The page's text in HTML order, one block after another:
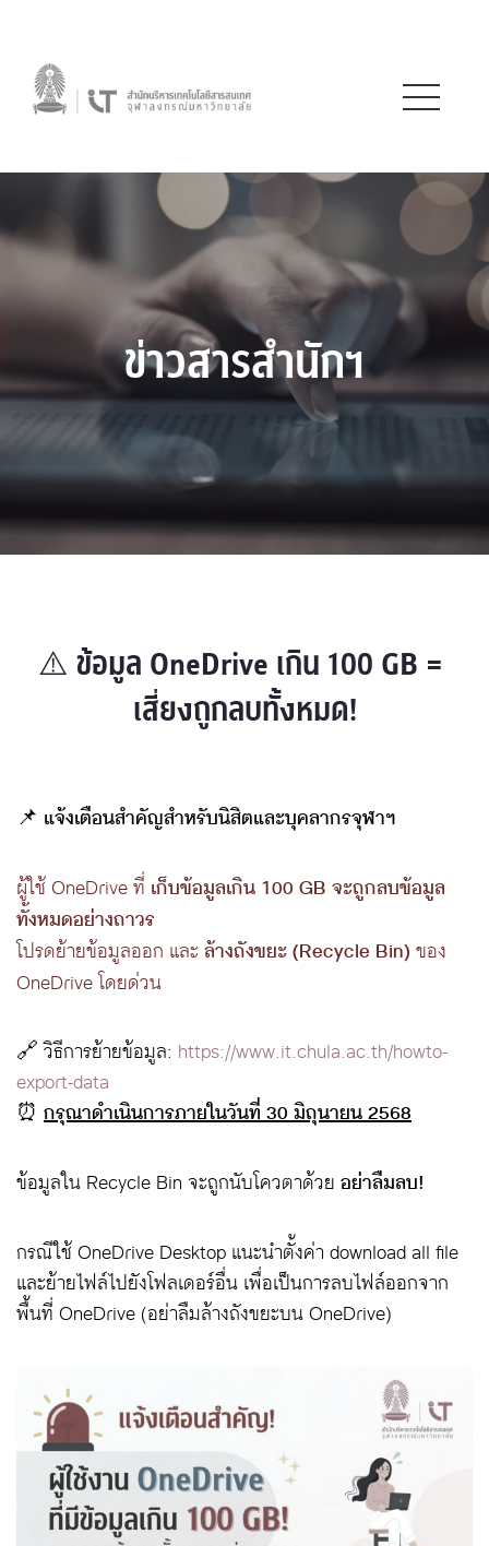
ข่าวสารสำนักฯ
⚠️ ข้อมูล OneDrive เกิน 100 GB =
เสี่ยงถูกลบทั้งหมด!
📌 แจ้งเตือนสำคัญสำหรับนิสิตและบุคลากรจุฬาฯ
ผู้ใช้ OneDrive ที่ เก็บข้อมูลเกิน 100 GB จะถูกลบข้อมูล
ทั้งหมดอย่างถาวร
โปรดย้ายข้อมูลออก และล้างถังขยะ (Recycle Bin)ของ
OneDrive โดยด่วน
🔗 วิธีการย้ายข้อมูล: https://www.it.chula.ac.th/howto-
export-data
⏰ กรุณาดำเนินการภายในวันที่ 30 มิถุนายน 2568
ข้อมูลใน Recycle Bin จะถูกนับโควตาด้วยอย่าลืมลบ!
กรณีใช้ OneDrive Desktop แนะนำตั้งค่า download all file
และย้ายไฟล์ไปยังโฟลเดอร์อื่น เพื่อเป็นการลบไฟล์ออกจาก
พื้นที่ OneDrive (อย่าลืมล้างถังขยะบน OneDrive)